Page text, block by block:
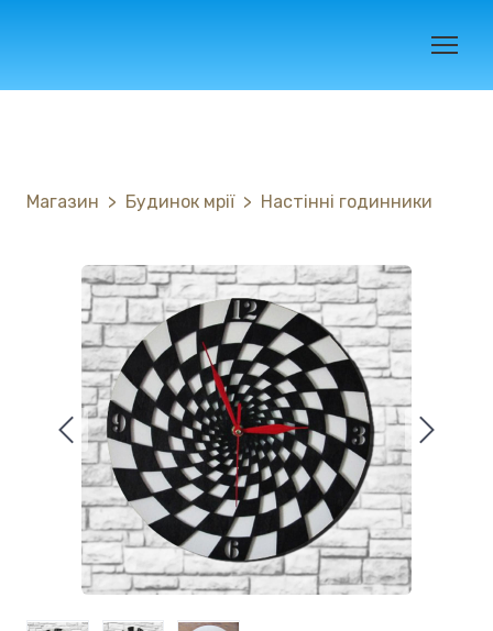
Магазин Будинок мрії Настінні годинники